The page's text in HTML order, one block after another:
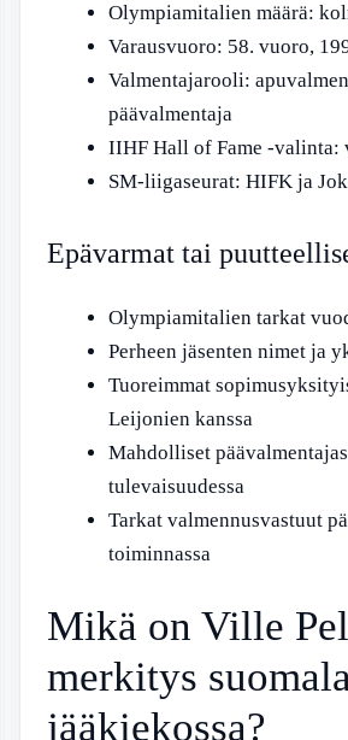
Olympiamitalien määrä:
Varausvuoro: 58. vuoro,
Valmentajarooli:
päävalmentaja
IIHF Hall of Fame -valinta:
SM-liigaseurat: HIFK ja
Epävarmat tai
Olympiamitalien tarkat
Perheen jäsenten nimet ja
Tuoreimmat
Leijonien kanssa
Mahdolliset
tulevaisuudessa
Tarkat valmennusvastuut
toiminnassa
Mikä on Ville
merkitys
jääkiekossa?